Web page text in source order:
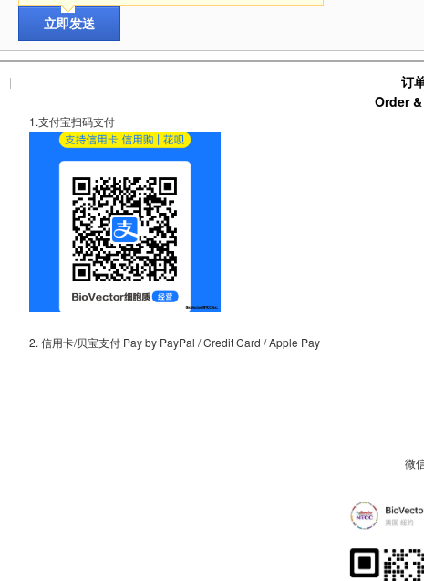
|
订
Order
1.支付宝扫
2. 信用卡/贝宝支付 Pay by PayPal / Credit Card / Apple Pay
微